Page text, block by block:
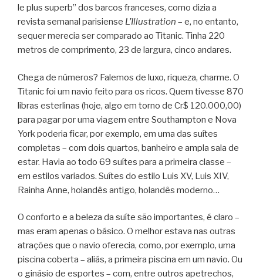
le plus superb” dos barcos franceses, como dizia a
revista semanal parisiense L’Illustration – e, no entanto,
sequer merecia ser comparado ao Titanic. Tinha 220
metros de comprimento, 23 de largura, cinco andares.
Chega de números? Falemos de luxo, riqueza, charme. O
Titanic foi um navio feito para os ricos. Quem tivesse 870
libras esterlinas (hoje, algo em torno de Cr$ 120.000,00)
para pagar por uma viagem entre Southampton e Nova
York poderia ficar, por exemplo, em uma das suítes
completas – com dois quartos, banheiro e ampla sala de
estar. Havia ao todo 69 suítes para a primeira classe –
em estilos variados. Suítes do estilo Luis XV, Luis XIV,
Rainha Anne, holandês antigo, holandês moderno…
O conforto e a beleza da suíte são importantes, é claro –
mas eram apenas o básico. O melhor estava nas outras
atrações que o navio oferecia, como, por exemplo, uma
piscina coberta – aliás, a primeira piscina em um navio. Ou
o ginásio de esportes – com, entre outros apetrechos,